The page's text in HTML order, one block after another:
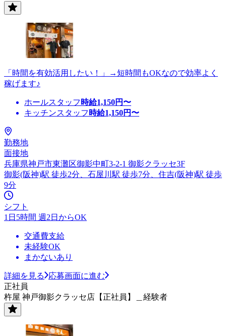
「時間を有効活用したい！」→短時間もOKなので効率よく
稼げます♪
ホールスタッフ 時給1,150円〜
キッチンスタッフ 時給1,150円〜
勤務地
面接地
兵庫県神戸市東灘区御影中町3-2-1 御影クラッセ3F
御影(阪神)駅 徒歩2分、石屋川駅 徒歩7分、住吉(阪神)駅 徒歩
9分
シフト
1日5時間 週2日からOK
交通費支給
未経験OK
まかないあり
詳細を見る
応募画面に進む
正社員
杵屋 神戸御影クラッセ店【正社員】＿経験者